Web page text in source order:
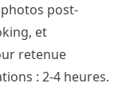
post-
et
retenue
: 2-4 heures.